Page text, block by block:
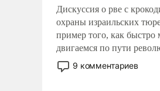
Дискуссия о рве с
охраны израильских
пример того, как быстро
двигаемся по пути
изменений. То, что
назад было образом для
9 комментариев